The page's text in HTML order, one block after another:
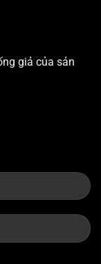
giả của sản